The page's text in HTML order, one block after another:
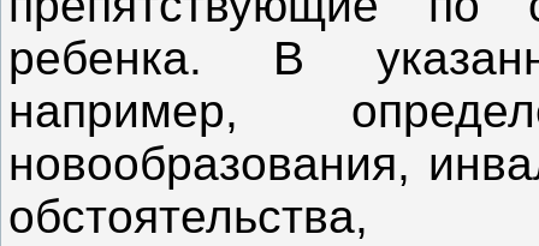
ребенка. В
например,
новообразования,